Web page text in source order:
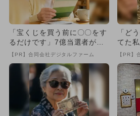
「宝くじを買う前に〇〇をす
るだけです」7億当選者が続
出
【PR】合同会社デジタルファーム
「ど
てた
い方”
【PR】